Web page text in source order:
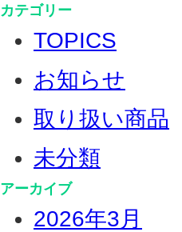
カテゴリー
TOPICS
お知らせ
取り扱い商品
未分類
アーカイブ
2026年3月